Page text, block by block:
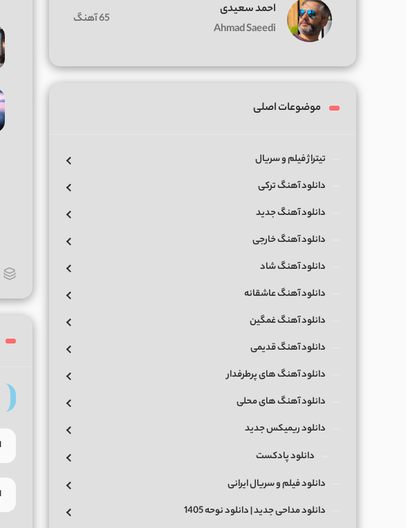
احمد سعیدی
Ahmad Saeedi
65 آهنگ
موضوعات اصلی
تیتراژ فیلم و سریال
دانلود آهنگ ترکی
دانلود آهنگ جدید
دانلود آهنگ خارجی
دانلود آهنگ شاد
دانلود آهنگ عاشقانه
دانلود آهنگ غمگین
دانلود آهنگ قدیمی
دانلود آهنگ های پرطرفدار
دانلود آهنگ های محلی
دانلود ریمیکس جدید
دانلود پادکست
دانلود فیلم و سریال ایرانی
دانلود مداحی جدید | دانلود نوحه 1405